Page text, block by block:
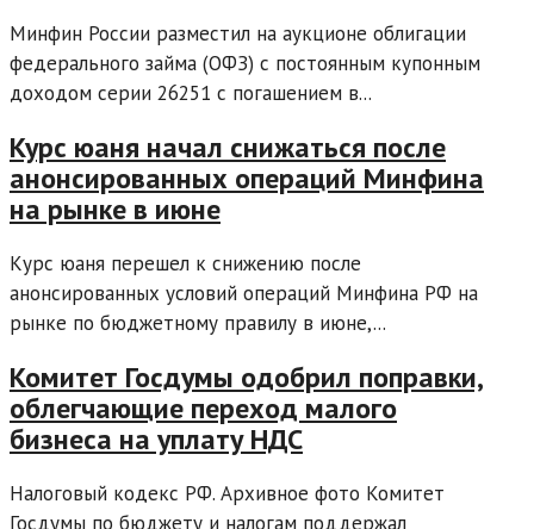
Минфин России разместил на аукционе облигации
федерального займа (ОФЗ) с постоянным купонным
доходом серии 26251 с погашением в...
Курс юаня начал снижаться после
анонсированных операций Минфина
на рынке в июне
Курс юаня перешел к снижению после
анонсированных условий операций Минфина РФ на
рынке по бюджетному правилу в июне,...
Комитет Госдумы одобрил поправки,
облегчающие переход малого
бизнеса на уплату НДС
Налоговый кодекс РФ. Архивное фото Комитет
Госдумы по бюджету и налогам поддержал